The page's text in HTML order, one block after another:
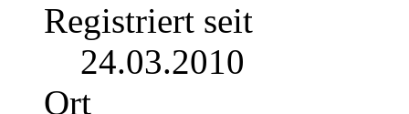
Registriert seit
24.03.2010
Ort